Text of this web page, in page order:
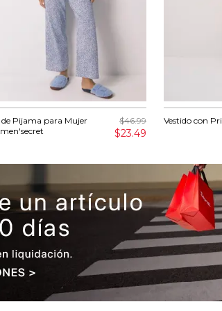
de Pijama para Mujer
$46.99
$23.49
Vestido con